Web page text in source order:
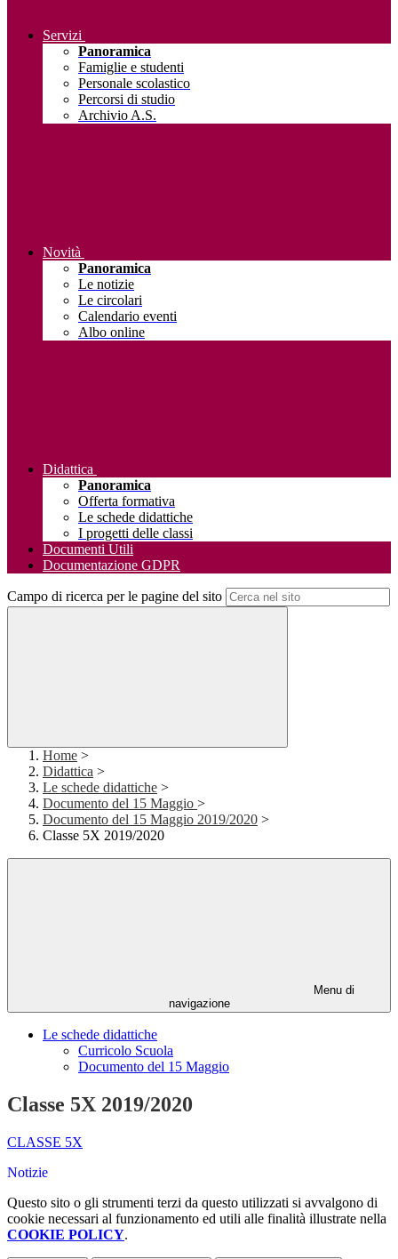
Servizi
Panoramica
Famiglie e studenti
Personale scolastico
Percorsi di studio
Archivio A.S.
Novità
Panoramica
Le notizie
Le circolari
Calendario eventi
Albo online
Didattica
Panoramica
Offerta formativa
Le schede didattiche
I progetti delle classi
Documenti Utili
Documentazione GDPR
Campo di ricerca per le pagine del sito
Home >
Didattica >
Le schede didattiche >
Documento del 15 Maggio >
Documento del 15 Maggio 2019/2020 >
Classe 5X 2019/2020
Menu di
navigazione
Le schede didattiche
Curricolo Scuola
Documento del 15 Maggio
Classe 5X 2019/2020
CLASSE 5X
Notizie
Questo sito o gli strumenti terzi da questo utilizzati si avvalgono di
cookie necessari al funzionamento ed utili alle finalità illustrate nella
COOKIE POLICY.